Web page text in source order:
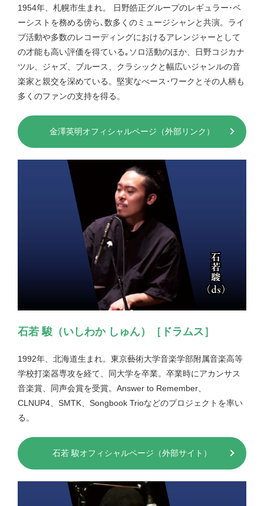
1954年、札幌市生まれ。 日野皓正グループのレギュラー･ベ
ーシストを務める傍ら､数多くのミュージシャンと共演。ライ
ブ活動や多数のレコーディングにおけるアレンジャーとして
の才能も高い評価を得ている｡ソロ活動のほか、日野コジカナ
ツル、ジャズ、ブルース、クラシックと幅広いジャンルの音
楽家と親交を深めている。堅実なべース･ワークとその人柄も
多くのファンの支持を得る。
金澤英明オフィシャルページ（外部リンク）
石若 駿（いしわか しゅん）［ドラムス］
1992年、北海道生まれ。東京藝術大学音楽学部附属音楽高等
学校打楽器専攻を経て、同大学を卒業。卒業時にアカンサス
音楽賞、同声会賞を受賞。Answer to Remember、
CLNUP4、SMTK、Songbook Trioなどのプロジェクトを率い
る。
石若 駿オフィシャルページ（外部サイト）